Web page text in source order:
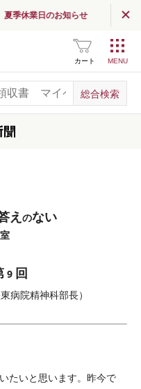
夏季休業日のお知らせ
カート
え のない
9 回
東病院精神科部長）
たいと思います。昨今で